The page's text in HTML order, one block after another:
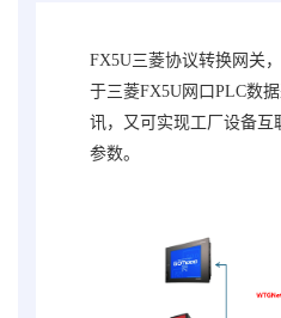
FX5U三菱协议转换网关，
于三菱FX5U 网口PLC数
讯，又可实现工厂设备互
参数。